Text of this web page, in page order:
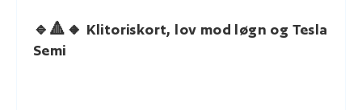
🔹🔺🔸 Klitoriskort, lov mod løgn og Tesla
Semi